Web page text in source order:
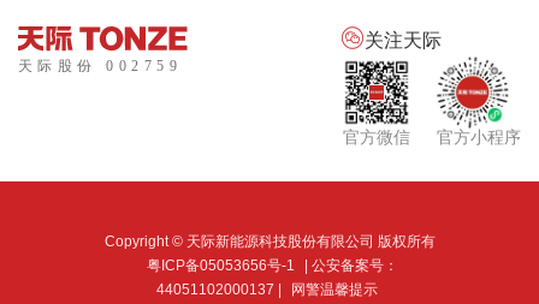
关注天际
官方微信 官方小程序
Copyright © 天际新能源科技股份有限公司 版权所有
粤ICP备05053656号-1
| 公安备案号：
44051102000137 |
网警温馨提示